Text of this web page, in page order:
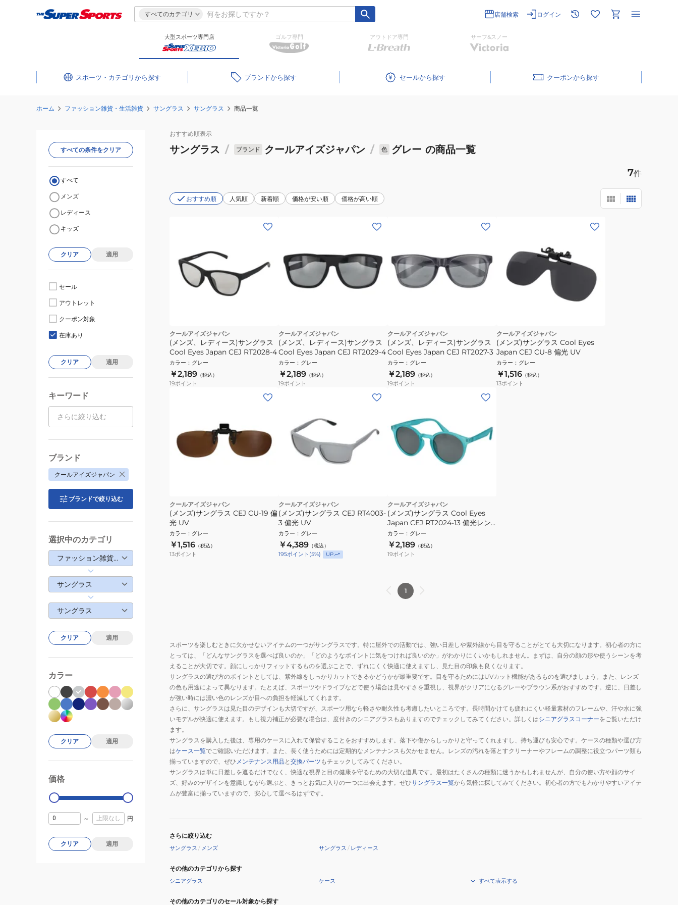
すべてのカテゴリ 店舗検索 ログイン
大型スポーツ専門店 ゴルフ専門 アウトドア専門 サーフ&スノー
スポーツ・カテゴリ ブランド セール クーポン
ホーム ファッション雑貨・生活雑貨 サングラス サングラス 商品一覧
おすすめ順表示
サングラス / ブランド クールアイズジャパン / 色 グレー の商品一覧
7件
おすすめ順 人気順 新着順 価格が安い順 価格が高い順
クールアイズジャパン
(メンズ、レディース)サングラス
Cool Eyes Japan CEJ RT2028-4
カラー ： グレー
￥2,189 （税込）
19ポイント
クールアイズジャパン
(メンズ、レディース)サングラス
Cool Eyes Japan CEJ RT2029-4
カラー ： グレー
￥2,189 （税込）
19ポイント
クールアイズジャパン
(メンズ、レディース)サングラス
Cool Eyes Japan CEJ RT2027-3
カラー ： グレー
￥2,189 （税込）
19ポイント
クールアイズジャパン
(メンズ)サングラス Cool Eyes
Japan CEJ CU-8 偏光 UV
カラー ： グレー
￥1,516 （税込）
13ポイント
クールアイズジャパン
(メンズ)サングラス CEJ CU-19 偏
光 UV
カラー ： グレー
￥1,516 （税込）
13ポイント
クールアイズジャパン
(メンズ)サングラス CEJ RT4003-
3 偏光 UV
カラー ： グレー
￥4,389 （税込）
195ポイント (5%) UP
クールアイズジャパン
(メンズ)サングラス Cool Eyes
Japan CEJ RT2024-13 偏光レン
ズ アジアンフィット UVカット パ
ステルカラー
カラー ： グレー
￥2,189 （税込）
19ポイント
1
スポーツを楽しむときに欠かせないアイテムの一つがサングラスです。特に屋外での活動では、強い日差しや紫外線から目を守ることがとても大切になります。初心者の方に
とっては、「どんなサングラスを選べば良いのか」「どのようなポイントに気をつければ良いのか」がわかりにくいかもしれません。まずは、自分の顔の形や使うシーンを考
えることが大切です。顔にしっかりフィットするものを選ぶことで、ずれにくく快適に使えますし、見た目の印象も良くなります。
サングラスの選び方のポイントとしては、紫外線をしっかりカットできるかどうかが最重要です。目を守るためにはUVカット機能があるものを選びましょう。また、レンズ
の色も用途によって異なります。たとえば、スポーツやドライブなどで使う場合は見やすさを重視し、視界がクリアになるグレーやブラウン系がおすすめです。逆に、日差し
が強い時には濃い色のレンズが目への負担を軽減してくれます。
さらに、サングラスは見た目のデザインも大切ですが、スポーツ用なら軽さや耐久性も考慮したいところです。長時間かけても疲れにくい軽量素材のフレームや、汗や水に強
いモデルが快適に使えます。もし視力補正が必要な場合は、度付きのシニアグラスもありますのでチェックしてみてください。詳しくはシニアグラスコーナーをご覧いただけ
ます。
サングラスを購入した後は、専用のケースに入れて保管することをおすすめします。落下や傷からしっかりと守ってくれますし、持ち運びも安心です。ケースの種類や選び方
はケース一覧でご確認いただけます。また、長く使うためには定期的なメンテナンスも欠かせません。レンズの汚れを落とすクリーナーやフレームの調整に役立つパーツ類も
揃っていますので、ぜひ メンテナンス用品と 交換パーツ もチェックしてみてください。
サングラスは単に日差しを遮るだけでなく、快適な視界と目の健康を守るための大切な道具です。最初はたくさんの種類に迷うかもしれませんが、自分の使い方や顔のサイ
ズ、好みのデザインを意識しながら選ぶと、きっとお気に入りの一つに出会えます。ぜひサングラス一覧から気軽に探してみてください。初心者の方でもわかりやすいアイテ
ムが豊富に揃っていますので、安心して選べるはずです。
さらに絞り込む
サングラス / メンズ サングラス / レディース
その他のカテゴリから探す
シニアグラス ケース すべて表示する
その他のカテゴリのセール対象から探す
すべての条件をクリア
すべて
メンズ
レディース
キッズ
クリア 適用
セール
アウトレット
クーポン対象
在庫あり
クリア 適用
キーワード
ブランド
クールアイズジャパン
ブランドで絞り込む
選択中のカテゴリ
ファッション雑貨・生活雑貨
サングラス
サングラス
クリア 適用
カラー
クリア 適用
価格
0
～ 円
クリア 適用